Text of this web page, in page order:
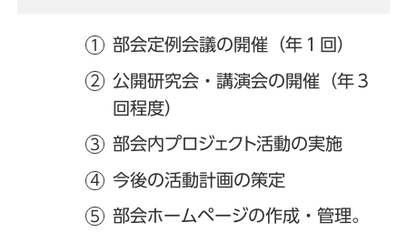
部会定例会議の開催（年１回）
公開研究会・講演会の開催（年３
回程度）
部会内プロジェクト活動の実施
今後の活動計画の策定
部会ホームページの作成・管理。